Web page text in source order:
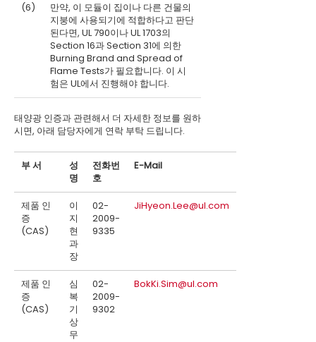
(6)
만약, 이 모듈이 집이나 다른 건물의
지붕에 사용되기에 적합하다고 판단
된다면, UL 790이나 UL 1703의
Section 16과 Section 31에 의한
Burning Brand and Spread of
Flame Tests가 필요합니다. 이 시
험은 UL에서 진행해야 합니다.
태양광 인증과 관련해서 더 자세한 정보를 원하
시면, 아래 담당자에게 연락 부탁 드립니다.
부 서
성
명
전화번
호
E-Mail
제품 인
증
(CAS)
이
지
현
과
장
02-
2009-
9335
JiHyeon.Lee@ul.com
제품 인
증
(CAS)
심
복
기
상
무
02-
2009-
9302
BokKi.Sim@ul.com